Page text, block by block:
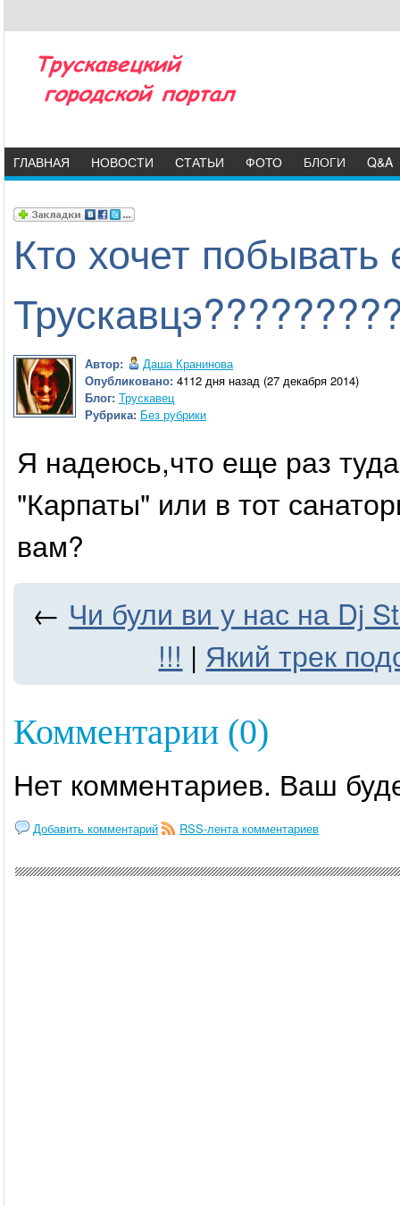
ГЛАВНАЯ НОВОСТИ СТАТЬИ ФОТО БЛОГИ Q&A
Кто хочет
Автор:
Даша Кранинова
Опубликовано: 4112 дня назад (27 декабря 2014)
Блог: Трускавец
Рубрика: Без рубрики
Я надеюсь,что еще раз
"Карпаты" или в тот
вам?
← Чи були ви у нас на Dj
!!! | Який трек
Комментарии (0)
Нет комментариев. Ваш
Добавить комментарий RSS-лента комментариев